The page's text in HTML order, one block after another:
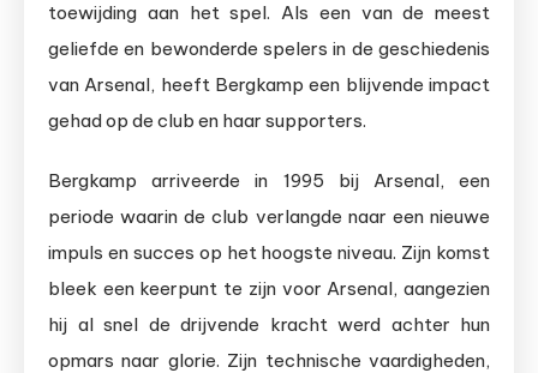
toewijding aan het spel. Als een van de meest
geliefde en bewonderde spelers in de geschiedenis
van Arsenal, heeft Bergkamp een blijvende impact
gehad op de club en haar supporters.
Bergkamp arriveerde in 1995 bij Arsenal, een
periode waarin de club verlangde naar een nieuwe
impuls en succes op het hoogste niveau. Zijn komst
bleek een keerpunt te zijn voor Arsenal, aangezien
hij al snel de drijvende kracht werd achter hun
opmars naar glorie. Zijn technische vaardigheden,